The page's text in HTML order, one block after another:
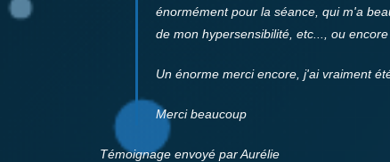
énormément pour la séance, qui m'a
de mon hypersensibilité, etc..., ou
Un énorme merci encore, j'ai vraiment
Merci beaucoup
Témoignage envoyé par Aurélie